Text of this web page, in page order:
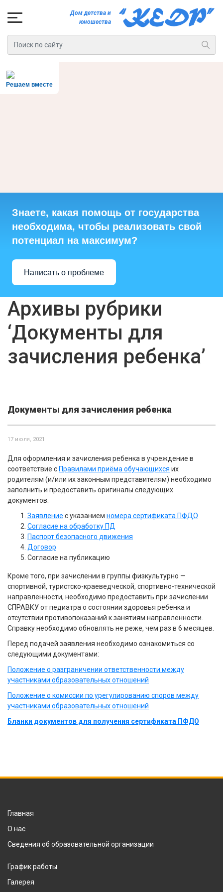
Дом детства и
юношества
Решаем вместе
Знаете, какая помощь от государства
необходима, чтобы реализовать свой
потенциал на максимум?
Написать о проблеме
Архивы рубрики
‘Документы для
зачисления ребенка’
Документы для зачисления ребенка
17 июля, 2021
Для оформления и зачисления ребенка в учреждение в
соответствие с Правилами приёма обучающихся их
родителям (и/или их законным представителям) необходимо
заполнить и предоставить оригиналы следующих
документов:
Заявление с указанием номера сертификата ПФДО
Согласие на обработку ПД
Паспорт безопасного движения
Договор
Согласие на публикацию
Кроме того, при зачислении в группы физкультурно —
спортивной, туристско-краеведческой, спортивно-технической
направленности, необходимо предоставить при зачислении
СПРАВКУ от педиатра о состоянии здоровья ребенка и
отсутствии противопоказаний к занятиям направленности.
Справку необходимо обновлять не реже, чем раз в 6 месяцев.
Перед подачей заявления необходимо ознакомиться со
следующими документами:
Положение о разграничении ответственности между
участниками образовательных отношений
Положение о комиссии по урегулированию споров между
участниками образовательных отношений
Бланки документов для получения сертификата ПФДО
Главная
О нас
Сведения об образовательной организации
График работы
Галерея